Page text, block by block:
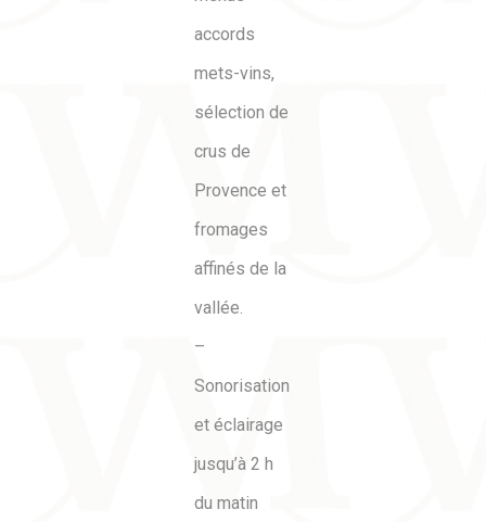
accords
mets-vins,
sélection de
crus de
Provence et
fromages
affinés de la
vallée.
–
Sonorisation
et éclairage
jusqu’à 2 h
du matin